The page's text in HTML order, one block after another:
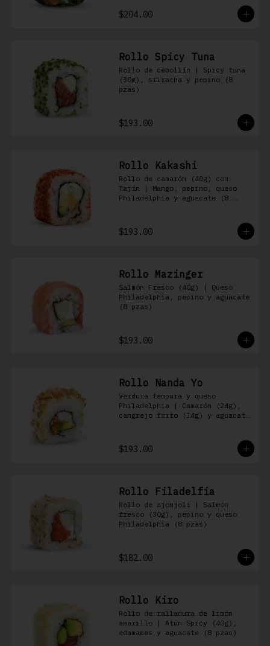
$204.00
Rollo Spicy Tuna
Rollo de cebollín | Spicy tuna
(30g), sriracha y pepino (8
pzas)
$193.00
Rollo Kakashi
Rollo de camarón (40g) con
Tajín | Mango, pepino, queso
Philadelphia y aguacate (8
$193.00
Rollo Mazinger
Salmón Fresco (40g) | Queso
Philadelphia, pepino y aguacate
(8 pzas)
$193.00
Rollo Nanda Yo
Verdura tempura y queso
Philadelphia | Camarón (24g),
cangrejo frito (14g) y aguacate
$193.00
Rollo Filadelfia
Rollo de ajonjolí | Salmón
fresco (30g), pepino y queso
Philadelphia (8 pzas)
$182.00
Rollo Kiro
Rollo de ralladura de limón
amarillo | Atún Spicy (40g),
edamames y aguacate (8 pzas)